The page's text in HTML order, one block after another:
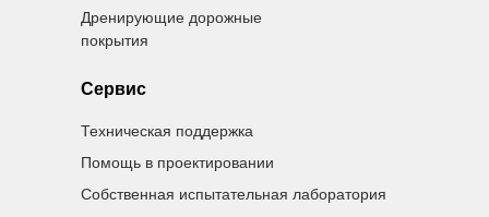
Сервис
Техническая поддержка
Помощь в проектировании
Собственная испытательная лаборатория
Дренирующие дорожные
покрытия